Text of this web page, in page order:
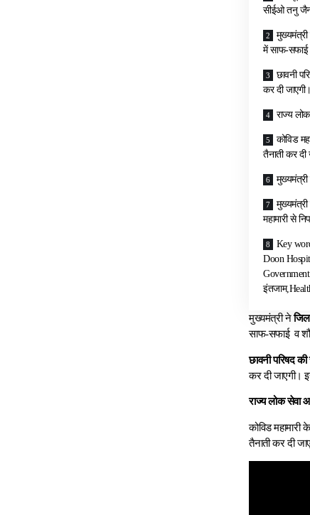
सीईओ तनु जैन
में साफ-सफाई
छावनी
कर दी
राज्य
कोविड
तैनाती कर दी
महामारी से
Key
Doon
मुख्यमंत्री ने
साफ-सफाई व
छावनी परिषद
कर दी जाएगी।
राज्य लोक सेवा
कोविड
तैनाती कर दी